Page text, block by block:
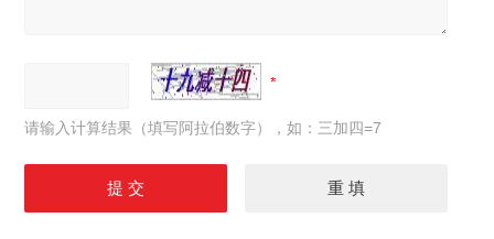
请输入计算结果（填写阿拉伯数字），如：三加四=7